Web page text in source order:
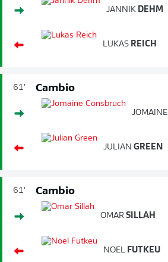
JANNIK DEHM
LUKAS REICH
61' Cambio
JOMAINE
JULIAN GREEN
61' Cambio
OMAR SILLAH
NOEL FUTKEU